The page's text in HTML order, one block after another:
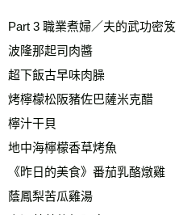
Part 3 職業煮婦／夫的武功密笈
波隆那起司肉醬
超下飯古早味肉臊
烤檸檬松阪豬佐巴薩米克醋
檸汁干貝
地中海檸檬香草烤魚
《昨日的美食》番茄乳酪燉雞
蔭鳳梨苦瓜雞湯